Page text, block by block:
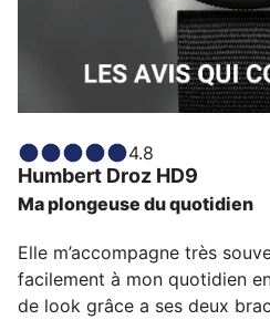
4.8
Humbert Droz HD9
Ma plongeuse du quotidien
Elle m’accompagne très
facilement à mon quotidien
de look grâce a ses deux